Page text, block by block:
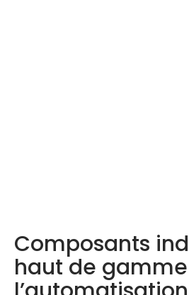
Composants
haut de